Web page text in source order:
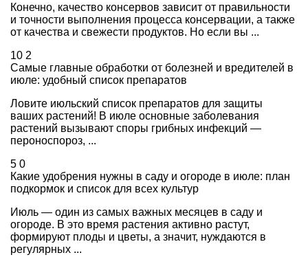
Конечно, качество консервов зависит от правильности
и точности выполнения процесса консервации, а также
от качества и свежести продуктов. Но если вы ...
10 2
Самые главные обработки от болезней и вредителей в
июле: удобный список препаратов
Ловите июльский список препаратов для защиты
ваших растений! В июле основные заболевания
растений вызывают споры грибных инфекций —
пероноспороз, ...
5 0
Какие удобрения нужны в саду и огороде в июле: план
подкормок и список для всех культур
Июль — один из самых важных месяцев в саду и
огороде. В это время растения активно растут,
формируют плоды и цветы, а значит, нуждаются в
регулярных ...